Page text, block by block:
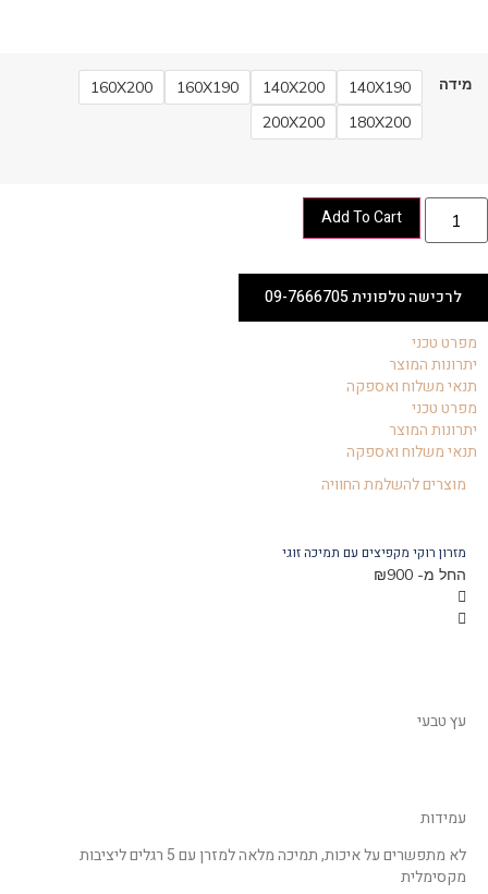
מידה 140X190
140X200
160X190
160X200
180X200
200X200
Add To Cart
לרכישה טלפונית 09-7666705
מפרט טכני
יתרונות המוצר
תנאי משלוח ואספקה
מפרט טכני
יתרונות המוצר
תנאי משלוח ואספקה
מוצרים להשלמת החוויה
מזרון רוקי מקפיצים עם תמיכה זוגי
החל מ-
₪900
עץ טבעי
עמידות
לא מתפשרים על איכות, תמיכה מלאה למזרן עם 5 רגלים ליציבות
מקסימלית